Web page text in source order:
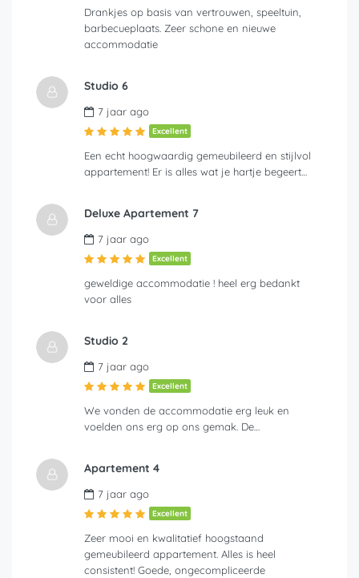
Drankjes op basis van vertrouwen, speeltuin,
barbecueplaats. Zeer schone en nieuwe
accommodatie
Studio 6
7 jaar ago
Excellent
Een echt hoogwaardig gemeubileerd en stijlvol
appartement! Er is alles wat je hartje begeert…
Deluxe Apartement 7
7 jaar ago
Excellent
geweldige accommodatie ! heel erg bedankt
voor alles
Studio 2
7 jaar ago
Excellent
We vonden de accommodatie erg leuk en
voelden ons erg op ons gemak. De…
Apartement 4
7 jaar ago
Excellent
Zeer mooi en kwalitatief hoogstaand
gemeubileerd appartement. Alles is heel
consistent! Goede, ongecompliceerde